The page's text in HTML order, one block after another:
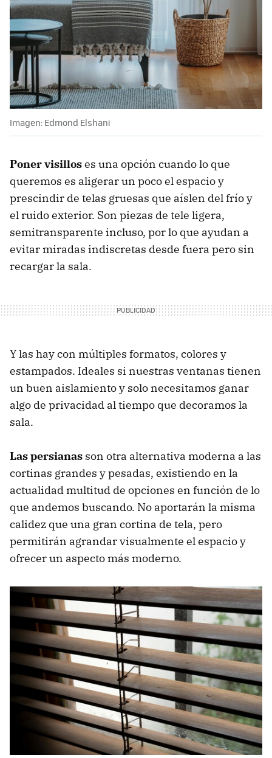
Imagen: Edmond Elshani
Poner visilloses una opción cuando lo que
queremos es aligerar un poco el espacio y
prescindir de telas gruesas que aíslen del frío y
el ruido exterior. Son piezas de tele ligera,
semitransparente incluso, por lo que ayudan a
evitar miradas indiscretas desde fuera pero sin
recargar la sala.
Y las hay con múltiples formatos, colores y
estampados. Ideales si nuestras ventanas tienen
un buen aislamiento y solo necesitamos ganar
algo de privacidad al tiempo que decoramos la
sala.
Laspersianas son otra alternativa moderna a las
cortinas grandes y pesadas, existiendo en la
actualidad multitud de opciones en función de lo
que andemos buscando. No aportarán la misma
calidez que una gran cortina de tela, pero
permitirán agrandar visualmente el espacio y
ofrecer un aspecto más moderno.